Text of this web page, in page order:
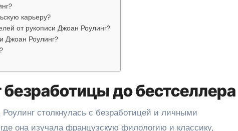
карьеру?
от рукописи Джоан Роулинг?
Джоан Роулинг?
до бестселлера
Роулинг столкнулась с безработицей и личными
она изучала французскую филологию и классику,